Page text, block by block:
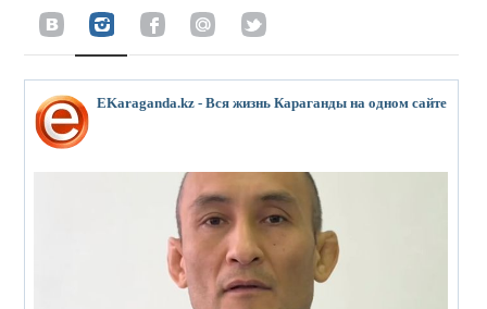
EKaraganda.kz - Вся жизнь Караганды на одном сайте